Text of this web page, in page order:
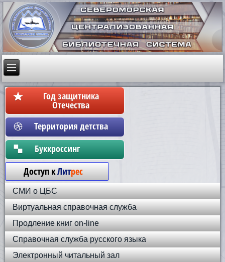
Год защитника
Отечества
Территория детства
Бyккpoccинг
Доступ кЛитрес
СМИ о ЦБС
Виртуальная справочная служба
Продление книг on-line
Справочная служба русского языка
Электронный читальный зал